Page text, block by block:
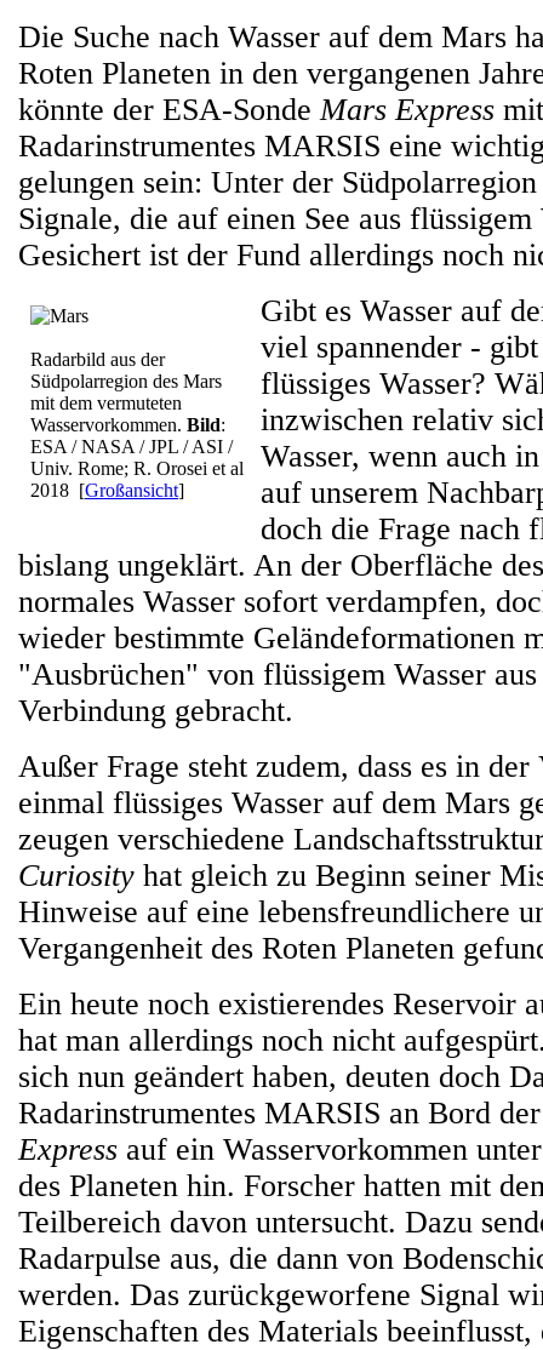
Die Suche nach Wasser auf dem Mars
Roten Planeten in den vergangenen
könnte der ESA-SondeMars Express
Radarinstrumentes MARSIS eine
gelungen sein: Unter der
Signale, die auf einen See aus flüssigem
Gesichert ist der Fund allerdings noch
Radarbild aus der
Südpolarregion des Mars
mit dem vermuteten
Wasservorkommen. Bild:
ESA / NASA / JPL / ASI /
Univ. Rome; R. Orosei et al
2018 [Großansicht]
Gibt es Wasser auf
viel spannender -
flüssiges Wasser?
inzwischen relativ
Wasser, wenn auch
auf unserem
doch die Frage nach
bislang ungeklärt. An der Oberfläche
normales Wasser sofort verdampfen,
wieder bestimmte Geländeformationen
"Ausbrüchen" von flüssigem Wasser
Verbindung gebracht.
Außer Frage steht zudem, dass es in der
einmal flüssiges Wasser auf dem Mars
zeugen verschiedene
Curiosity hat gleich zu Beginn seiner
Hinweise auf eine lebensfreundlichere
Vergangenheit des Roten Planeten
Ein heute noch existierendes Reservoir
hat man allerdings noch nicht
sich nun geändert haben, deuten doch
Radarinstrumentes MARSIS an Bord
Express auf ein Wasservorkommen
des Planeten hin. Forscher hatten mit
Teilbereich davon untersucht. Dazu
Radarpulse aus, die dann von
werden. Das zurückgeworfene Signal
Eigenschaften des Materials